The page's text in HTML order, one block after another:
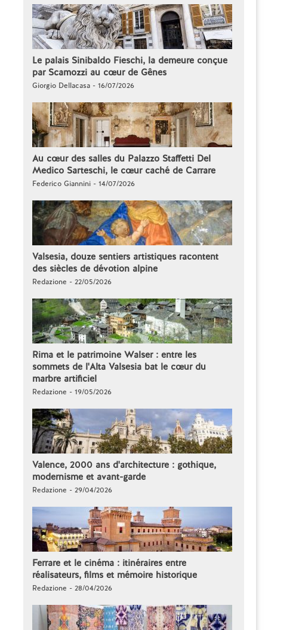
Le palais Sinibaldo Fieschi, la demeure conçue
par Scamozzi au cœur de Gênes
Giorgio Dellacasa - 16/07/2026
Au cœur des salles du Palazzo Staffetti Del
Medico Sarteschi, le cœur caché de Carrare
Federico Giannini - 14/07/2026
Valsesia, douze sentiers artistiques racontent
des siècles de dévotion alpine
Redazione - 22/05/2026
Rima et le patrimoine Walser : entre les
sommets de l'Alta Valsesia bat le cœur du
marbre artificiel
Redazione - 19/05/2026
Valence, 2000 ans d'architecture : gothique,
modernisme et avant-garde
Redazione - 29/04/2026
Ferrare et le cinéma : itinéraires entre
réalisateurs, films et mémoire historique
Redazione - 28/04/2026